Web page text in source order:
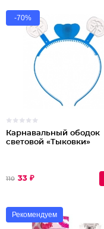
-70%
Карнавальный ободок
световой «Тыковки»
110 33 ₽
Рекомендуем